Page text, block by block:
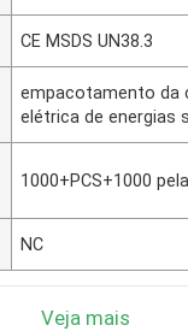
CE MSDS UN38.3
empacotamento da
elétrica de energias
1000+PCS+1000
NC
Veja mais